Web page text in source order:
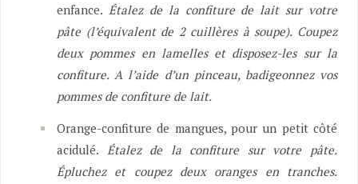
enfance. Étalez de la confiture de lait sur votre
pâte (l’équivalent de 2 cuillères à soupe). Coupez
deux pommes en lamelles et disposez-les sur la
confiture. A l’aide d’un pinceau, badigeonnez vos
pommes de confiture de lait.
Orange-confiture de mangues, pour un petit côté
acidulé. Étalez de la confiture sur votre pâte.
Épluchez et coupez deux oranges en tranches.